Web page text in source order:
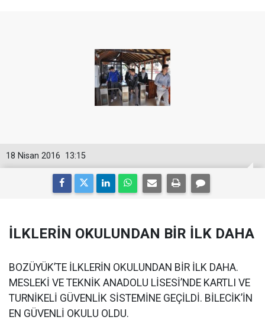
13:15
18 Nisan 2016
İLKLERİN OKULUNDAN BİR İLK DAHA
BOZÜYÜK’TE İLKLERİN OKULUNDAN BİR İLK DAHA.
MESLEKİ VE TEKNİK ANADOLU LİSESİ’NDE KARTLI VE
TURNİKELİ GÜVENLİK SİSTEMİNE GEÇİLDİ. BİLECİK’İN
EN GÜVENLİ OKULU OLDU.